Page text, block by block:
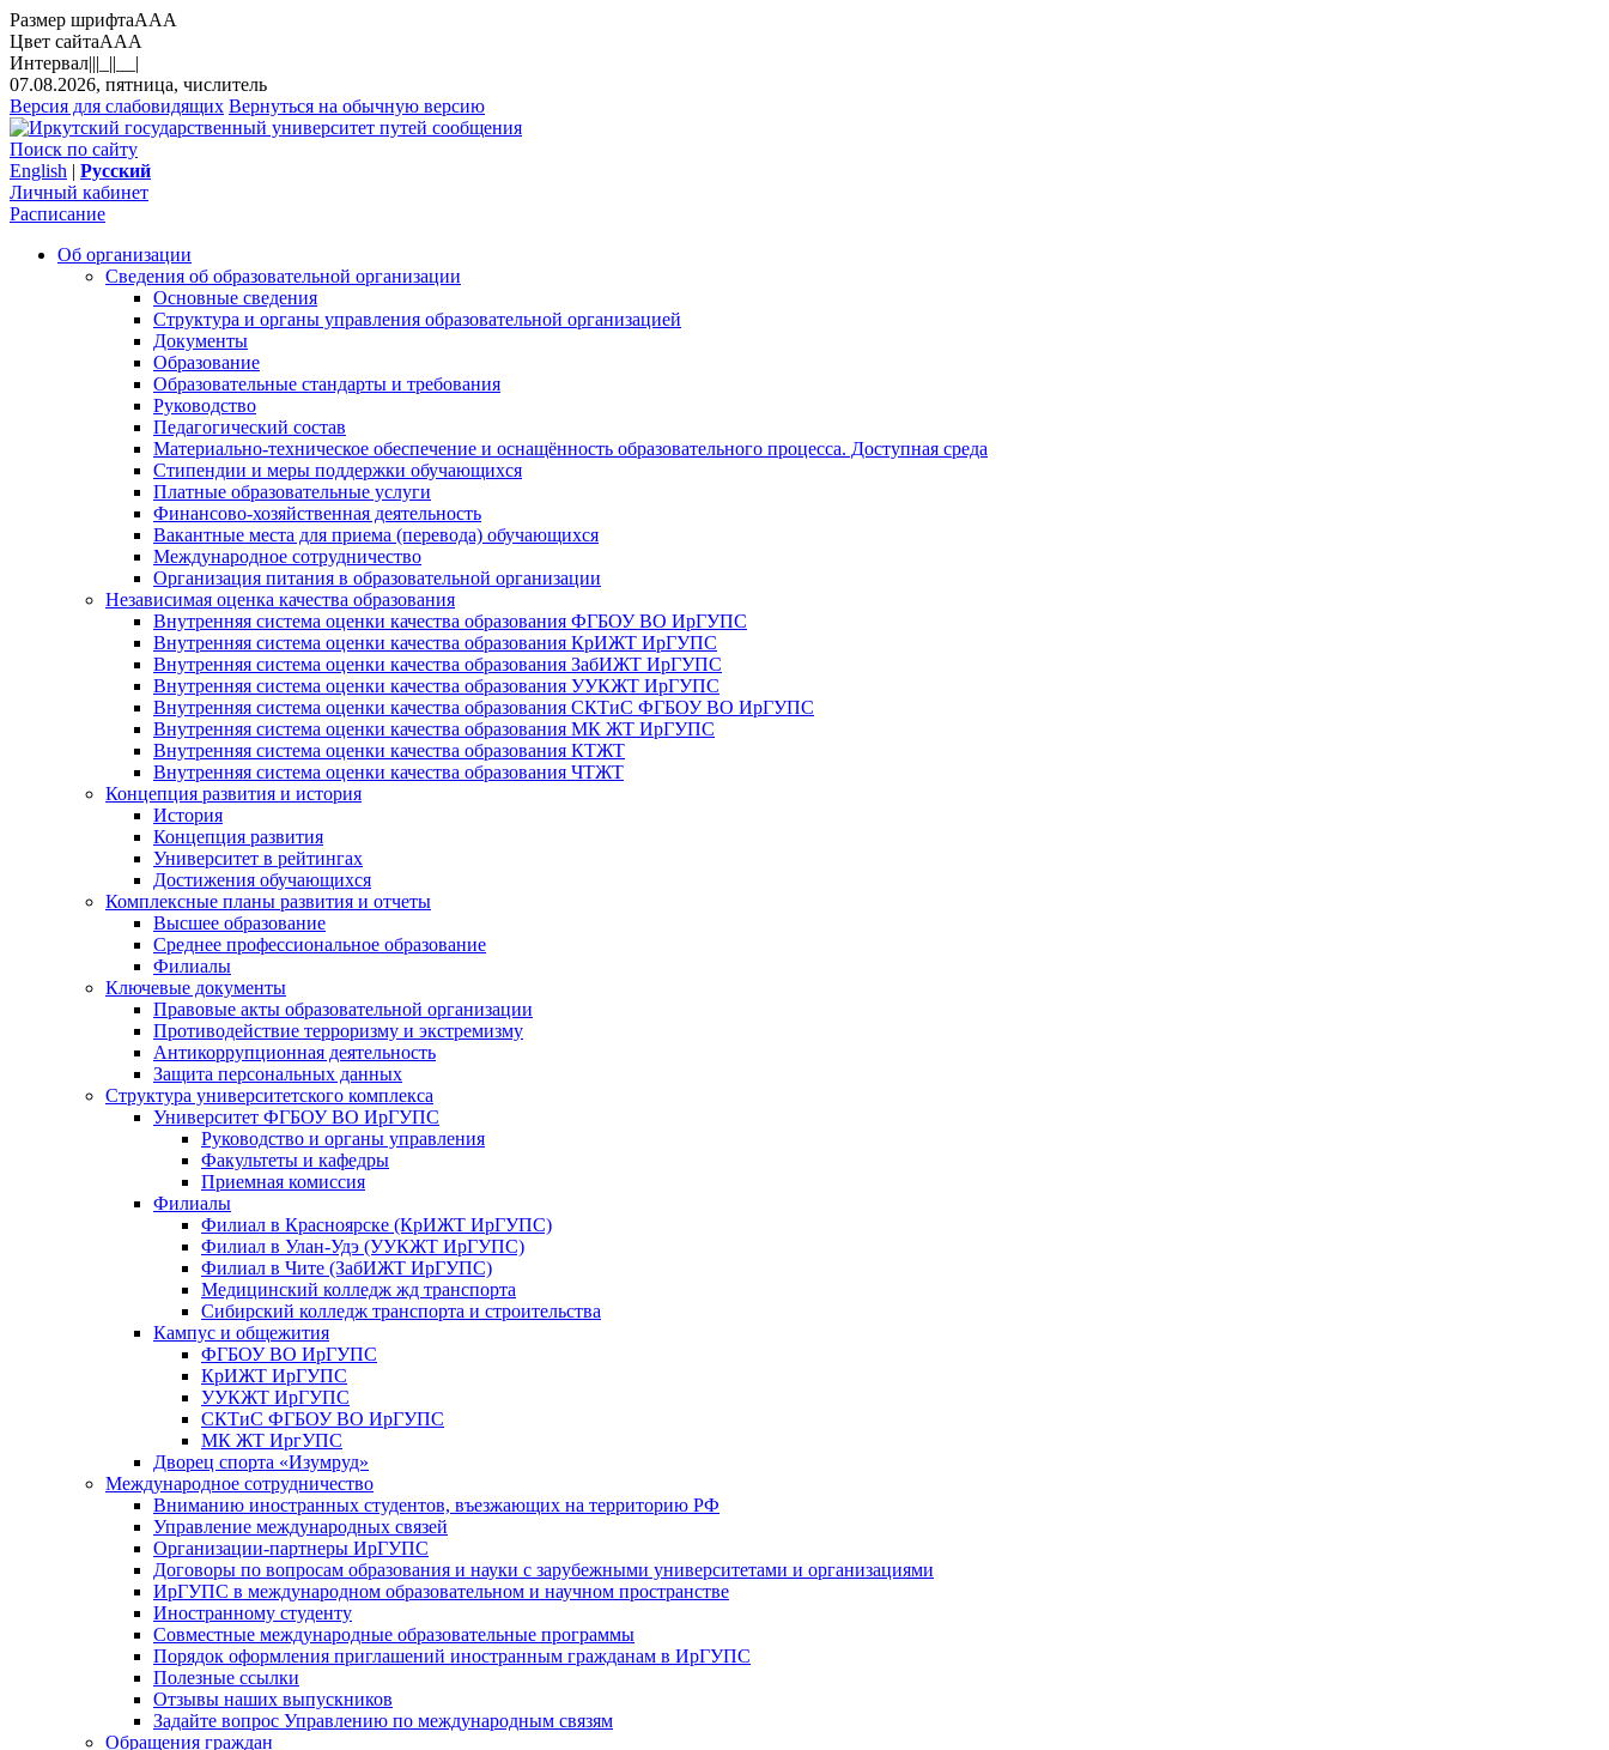
Размер шрифтаAAA
Цвет сайтаAAA
Интервал|||_||__|
07.08.2026, пятница, числитель
Версия для слабовидящих Вернуться на обычную версию
Поиск по сайту
English | Русский
Личный кабинет
Расписание
Об организации
Сведения об образовательной организации
Основные сведения
Структура и органы управления образовательной организацией
Документы
Образование
Образовательные стандарты и требования
Руководство
Педагогический состав
Материально-техническое обеспечение и оснащённость образовательного процесса. Доступная среда
Стипендии и меры поддержки обучающихся
Платные образовательные услуги
Финансово-хозяйственная деятельность
Вакантные места для приема (перевода) обучающихся
Международное сотрудничество
Организация питания в образовательной организации
Независимая оценка качества образования
Внутренняя система оценки качества образования ФГБОУ ВО ИрГУПС
Внутренняя система оценки качества образования КрИЖТ ИрГУПС
Внутренняя система оценки качества образования ЗабИЖТ ИрГУПС
Внутренняя система оценки качества образования УУКЖТ ИрГУПС
Внутренняя система оценки качества образования СКТиС ФГБОУ ВО ИрГУПС
Внутренняя система оценки качества образования МК ЖТ ИрГУПС
Внутренняя система оценки качества образования КТЖТ
Внутренняя система оценки качества образования ЧТЖТ
Концепция развития и история
История
Концепция развития
Университет в рейтингах
Достижения обучающихся
Комплексные планы развития и отчеты
Высшее образование
Среднее профессиональное образование
Филиалы
Ключевые документы
Правовые акты образовательной организации
Противодействие терроризму и экстремизму
Антикоррупционная деятельность
Защита персональных данных
Структура университетского комплекса
Университет ФГБОУ ВО ИрГУПС
Руководство и органы управления
Факультеты и кафедры
Приемная комиссия
Филиалы
Филиал в Красноярске (КрИЖТ ИрГУПС)
Филиал в Улан-Удэ (УУКЖТ ИрГУПС)
Филиал в Чите (ЗабИЖТ ИрГУПС)
Медицинский колледж жд транспорта
Сибирский колледж транспорта и строительства
Кампус и общежития
ФГБОУ ВО ИрГУПС
КрИЖТ ИрГУПС
УУКЖТ ИрГУПС
СКТиС ФГБОУ ВО ИрГУПС
МК ЖТ ИргУПС
Дворец спорта «Изумруд»
Международное сотрудничество
Вниманию иностранных студентов, въезжающих на территорию РФ
Управление международных связей
Организации-партнеры ИрГУПС
Договоры по вопросам образования и науки с зарубежными университетами и организациями
ИрГУПС в международном образовательном и научном пространстве
Иностранному студенту
Совместные международные образовательные программы
Порядок оформления приглашений иностранным гражданам в ИрГУПС
Полезные ссылки
Отзывы наших выпускников
Задайте вопрос Управлению по международным связям
Обращения граждан